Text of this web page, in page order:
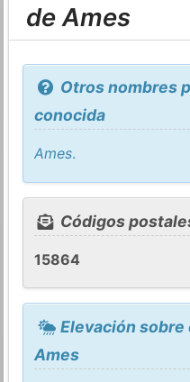
de Ames
Otros nombres
conocida
Ames.
Códigos
15864
Elevación sobre
Ames